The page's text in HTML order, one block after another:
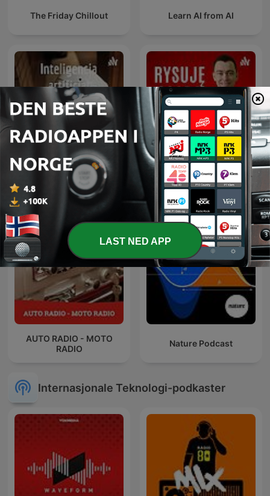
The Friday Chillout Learn AI from AI
Inteligencia artificial
Rysuje SCADA czyli na
tematy HMI, SCADA i
związane z automatyką
przemysłową.
AUTO RADIO - MOTO
RADIO
Nature Podcast
Internasjonale Teknologi-podkaster
LAST NED APP